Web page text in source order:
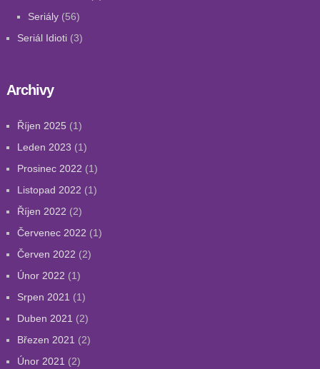
Seriály(56)
Seriál Idioti(3)
Archivy
Říjen 2025 (1)
Leden 2023 (1)
Prosinec 2022 (1)
Listopad 2022 (1)
Říjen 2022 (2)
Červenec 2022 (1)
Červen 2022 (2)
Únor 2022 (1)
Srpen 2021 (1)
Duben 2021 (2)
Březen 2021 (2)
Únor 2021 (2)